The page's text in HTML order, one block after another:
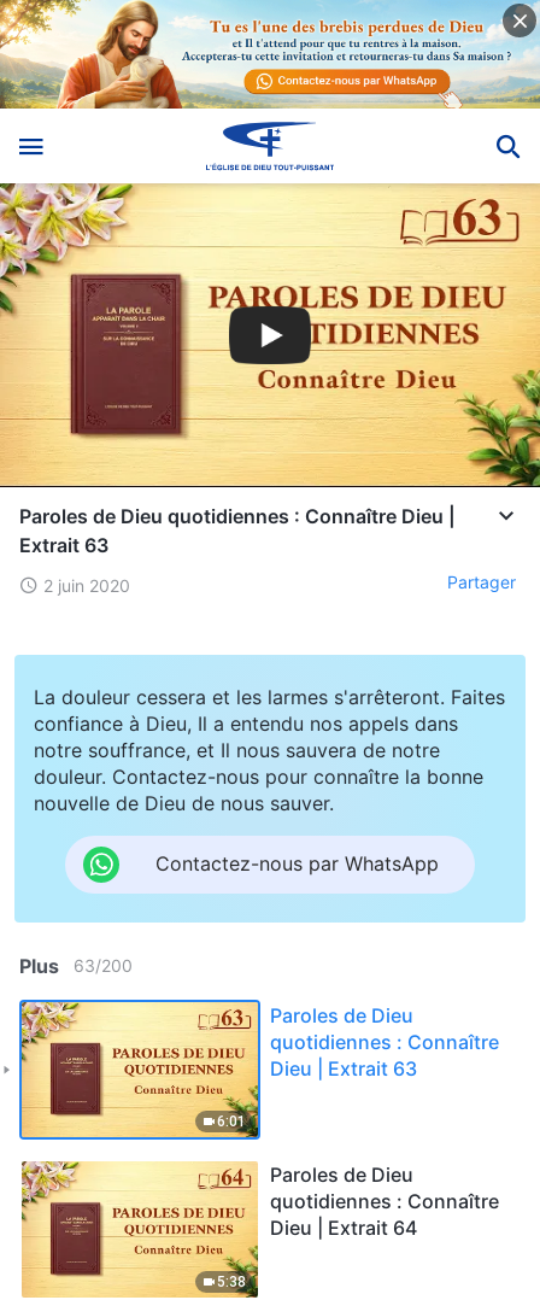
Paroles de Dieu quotidiennes : Connaître Dieu |
Extrait 63
2 juin 2020 Partager
La douleur cessera et les larmes s'arrêteront. Faites
confiance à Dieu, Il a entendu nos appels dans
notre souffrance, et Il nous sauvera de notre
douleur. Contactez-nous pour connaître la bonne
nouvelle de Dieu de nous sauver.
Contactez-nous par WhatsApp
Plus 63/200
6:01
Paroles de Dieu
quotidiennes : Connaître
Dieu | Extrait 63
5:38
Paroles de Dieu
quotidiennes : Connaître
Dieu | Extrait 64